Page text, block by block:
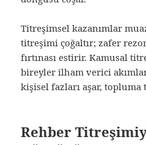
Titreşimsel kazanımlar
titreşimi çoğaltır; zafer
fırtınası estirir. Kamusal
bireyler ilham verici
kişisel fazları aşar, topluma
Rehber